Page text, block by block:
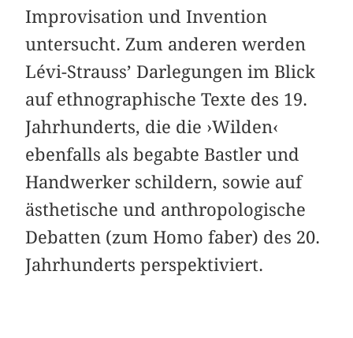
Improvisation und Invention
untersucht. Zum anderen werden
Lévi-Strauss’ Darlegungen im Blick
auf ethnographische Texte des 19.
Jahrhunderts, die die ›Wilden‹
ebenfalls als begabte Bastler und
Handwerker schildern, sowie auf
ästhetische und anthropologische
Debatten (zum Homo faber) des 20.
Jahrhunderts perspektiviert.